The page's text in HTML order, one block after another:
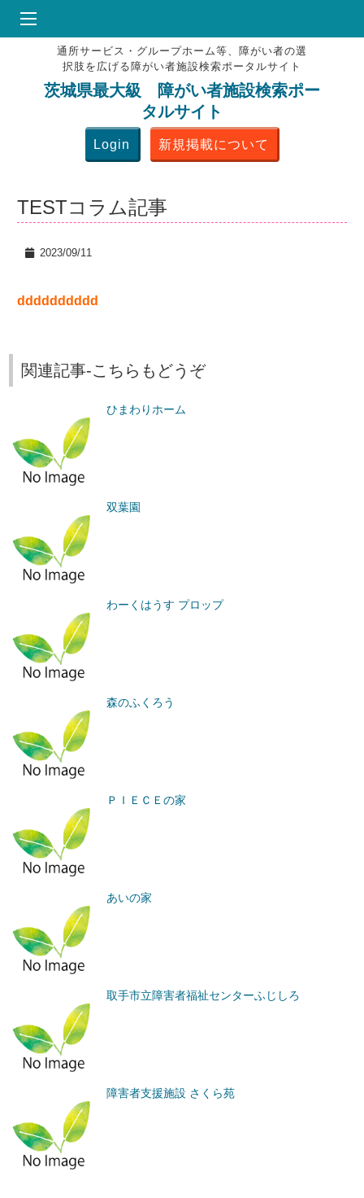
HOME
♥お気にりブックマーク
掲載会員MENU
よくある質問
通所サービス・グループホーム等、障がい者の選
択肢を広げる障がい者施設検索ポータルサイト
茨城県最大級 障がい者施設検索ポー
タルサイト
Login 新規掲載について
TESTコラム記事
2023/09/11
dddddddddd
関連記事-こちらもどうぞ
ひまわりホーム
双葉園
わーくはうす プロップ
森のふくろう
ＰＩＥＣＥの家
あいの家
取手市立障害者福祉センターふじしろ
障害者支援施設 さくら苑